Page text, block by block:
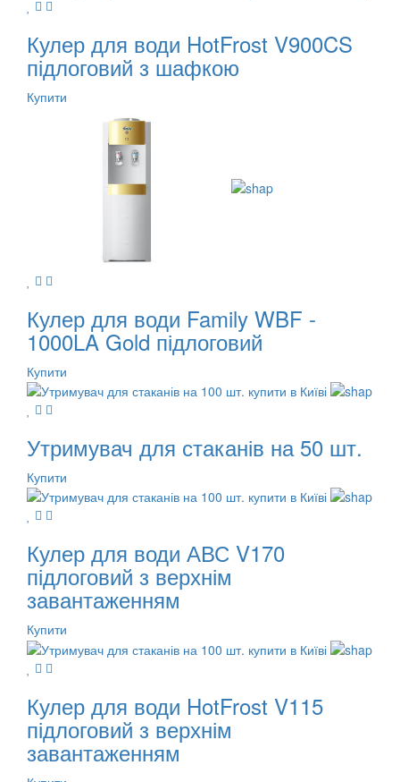
Кулер для води HotFrost V900CS
підлоговий з шафкою
Купити
Кулер для води Family WBF -
1000LA Gold підлоговий
Купити
Утримувач для стаканів на 50 шт.
Купити
Кулер для води АВС V170
підлоговий з верхнім
завантаженням
Купити
Кулер для води HotFrost V115
підлоговий з верхнім
завантаженням